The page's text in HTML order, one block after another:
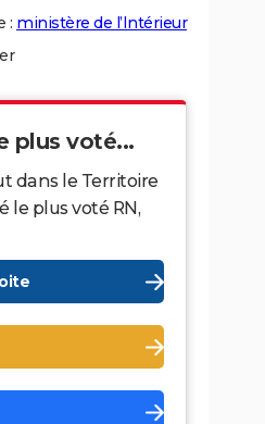
: ministère de l’Intérieur
plus voté...
dans le Territoire
le plus voté RN,